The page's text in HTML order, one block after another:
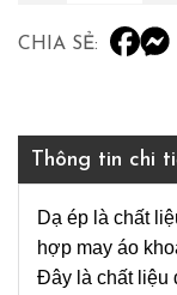
CHIA SẺ:
Thông tin chi
Dạ ép là chất
hợp may áo
Đây là chất liệu